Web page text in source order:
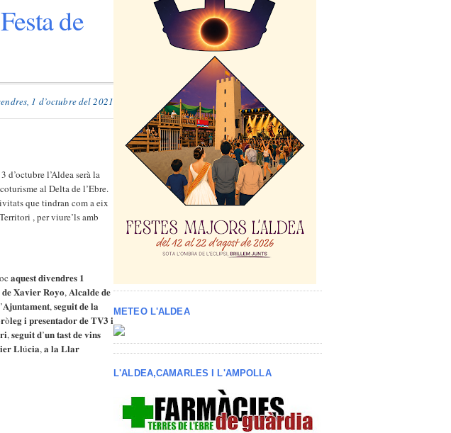
de
1 d’octubre del 2021
d’octubre l’Aldea serà la
al Delta de l’Ebre.
que tindran com a eix
, per viure’ls amb
𝐚𝐪𝐮𝐞𝐬𝐭 𝐝𝐢𝐯𝐞𝐧𝐝𝐫𝐞𝐬 𝟏
𝐝𝐞 𝐗𝐚𝐯𝐢𝐞𝐫 𝐑𝐨𝐲𝐨, 𝐀𝐥𝐜𝐚𝐥𝐝𝐞 𝐝𝐞
𝐬𝐞𝐠𝐮𝐢𝐭 𝐝𝐞 𝐥𝐚
𝐢 𝐩𝐫𝐞𝐬𝐞𝐧𝐭𝐚𝐝𝐨𝐫 𝐝𝐞 𝐓𝐕𝟑 𝐢
𝐝’𝐮𝐧 𝐭𝐚𝐬𝐭 𝐝𝐞 𝐯𝐢𝐧𝐬
𝐋𝐥ú𝐜𝐢𝐚, 𝐚 𝐥𝐚 𝐋𝐥𝐚𝐫
METEO L'ALDEA
L'ALDEA,CAMARLES I L'AMPOLLA